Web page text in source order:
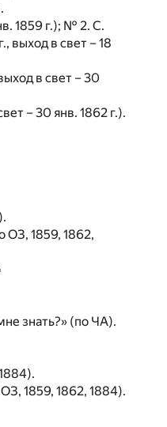
1859 г.); № 2. С.
выход в свет – 18
в свет – 30
– 30 янв. 1862 г.).
ОЗ, 1859, 1862,
знать?» (по ЧА).
1859, 1862, 1884).